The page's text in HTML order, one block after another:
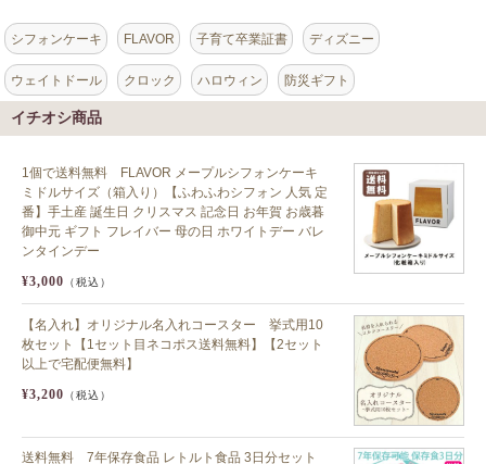
シフォンケーキ FLAVOR 子育て卒業証書 ディズニー
ウェイトドール クロック ハロウィン 防災ギフト
イチオシ商品
1個で送料無料 FLAVOR メープルシフォンケーキ
ミドルサイズ（箱入り）【ふわふわシフォン 人気 定
番】手土産 誕生日 クリスマス 記念日 お年賀 お歳暮
御中元 ギフト フレイバー 母の日 ホワイトデー バレ
ンタインデー
¥3,000 （税込）
【名入れ】オリジナル名入れコースター 挙式用10
枚セット【1セット目ネコポス送料無料】【2セット
以上で宅配便無料】
¥3,200 （税込）
送料無料 7年保存食品 レトルト食品 3日分セット